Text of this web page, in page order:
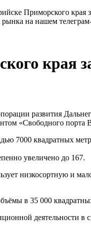
Приморского края
на нашем
края
развития
«Свободного
7000 квадратных
увеличено до 167.
низкосортную и
в 35 000
деятельности